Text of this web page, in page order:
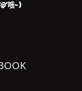
哦~)